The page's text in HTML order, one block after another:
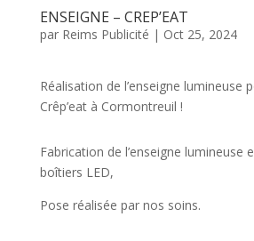
ENSEIGNE – CREP’EAT
par Reims Publicité | Oct 25, 2024
Réalisation de l’enseigne lumineuse
Crêp’eat à Cormontreuil !
Fabrication de l’enseigne lumineuse
boîtiers LED,
Pose réalisée par nos soins.